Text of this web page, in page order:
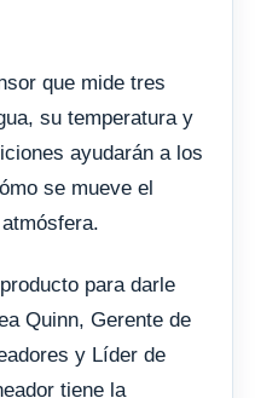
que mide tres
su temperatura y
ayudarán a los
se mueve el
para darle
Quinn, Gerente de
y Líder de
tiene la